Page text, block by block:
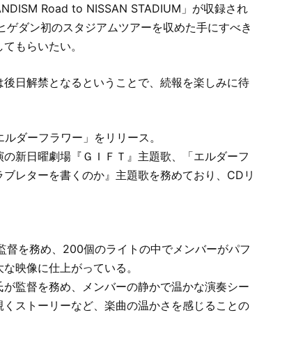
Road to NISSAN STADIUM」が収録され
ダン初のスタジアムツアーを収めた手にすべき
もらいたい。
日解禁となるということで、続報を楽しみに待
ダーフラワー」をリリース。
新日曜劇場『ＧＩＦＴ』主題歌、「エルダーフ
レターを書くのか』主題歌を務めており、CDリ
督を務め、200個のライトの中でメンバーがパフ
映像に仕上がっている。
監督を務め、メンバーの静かで温かな演奏シー
ストーリーなど、楽曲の温かさを感じることの